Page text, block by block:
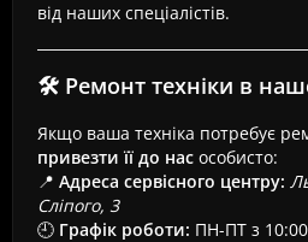
від наших спеціалістів.
🛠 Ремонт техніки в
Якщо ваша техніка потребує
привезти її до нас особисто:
📍 Адреса сервісного центру:
Сліпого, 3
🕘 Графік роботи: ПН-ПТ з